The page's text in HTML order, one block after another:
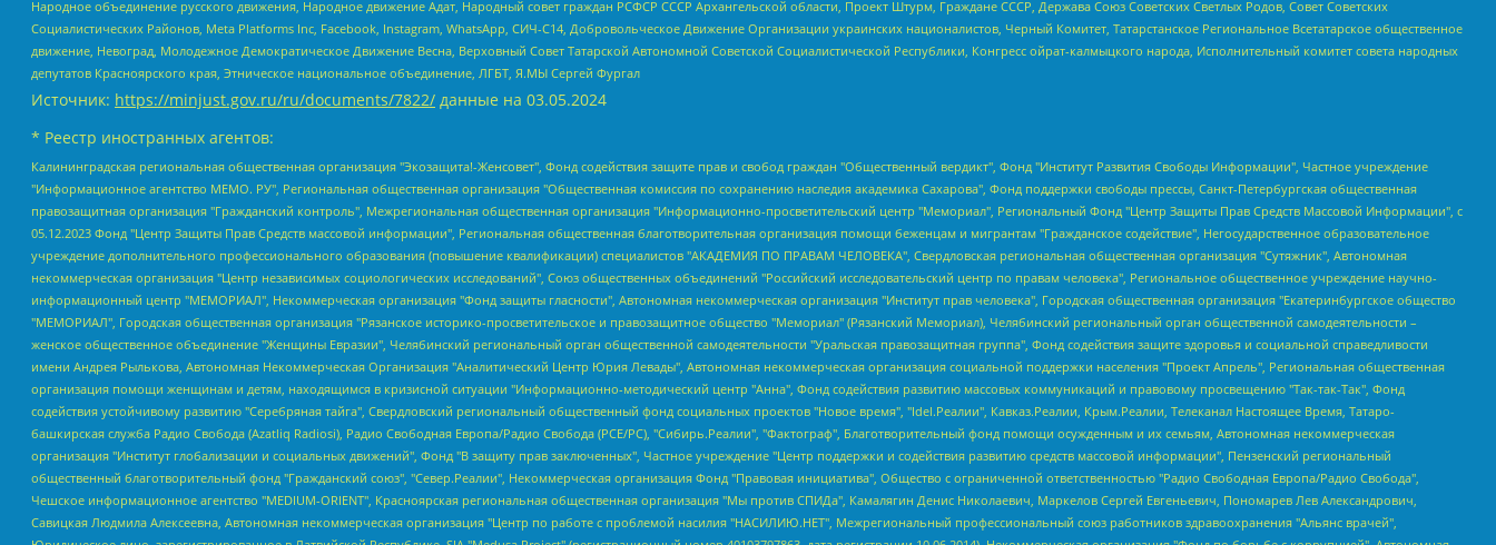
Народное объединение русского движения, Народное движение Адат, Народный совет граждан РСФСР СССР Архангельской области, Проект Штурм, Граждане СССР, Держава Союз Советских Светлых Родов, Совет Советских
Социалистических Районов, Meta Platforms Inc, Facebook, Instagram, WhatsApp, СИЧ-С14, Добровольческое Движение Организации украинских националистов, Черный Комитет, Татарстанское Региональное Всетатарское общественное
движение, Невоград, Молодежное Демократическое Движение Весна, Верховный Совет Татарской Автономной Советской Социалистической Республики, Конгресс ойрат-калмыцкого народа, Исполнительный комитет совета народных
депутатов Красноярского края, Этническое национальное объединение, ЛГБТ, Я.МЫ Сергей Фургал
Источник: https://minjust.gov.ru/ru/documents/7822/ данные на 03.05.2024
* Реестр иностранных агентов:
Калининградская региональная общественная организация "Экозащита!-Женсовет", Фонд содействия защите прав и свобод граждан "Общественный вердикт", Фонд "Институт Развития Свободы Информации", Частное учреждение "Информационное агентство МЕМО. РУ", Региональная общественная организация "Общественная комиссия по сохранению наследия академика Сахарова", Фонд поддержки свободы прессы, Санкт-Петербургская общественная правозащитная организация "Гражданский контроль", Межрегиональная общественная организация "Информационно-просветительский центр "Мемориал", Региональный Фонд "Центр Защиты Прав Средств Массовой Информации", с 05.12.2023 Фонд "Центр Защиты Прав Средств массовой информации", Региональная общественная благотворительная организация помощи беженцам и мигрантам "Гражданское содействие", Негосударственное образовательное учреждение дополнительного профессионального образования (повышение квалификации) специалистов "АКАДЕМИЯ ПО ПРАВАМ ЧЕЛОВЕКА", Свердловская региональная общественная организация "Сутяжник", Автономная некоммерческая организация "Центр независимых социологических исследований", Союз общественных объединений "Российский исследовательский центр по правам человека", Региональное общественное учреждение научно-информационный центр "МЕМОРИАЛ", Некоммерческая организация "Фонд защиты гласности", Автономная некоммерческая организация "Институт прав человека", Городская общественная организация "Екатеринбургское общество "МЕМОРИАЛ", Городская общественная организация "Рязанское историко-просветительское и правозащитное общество "Мемориал" (Рязанский Мемориал), Челябинский региональный орган общественной самодеятельности – женское общественное объединение "Женщины Евразии", Челябинский региональный орган общественной самодеятельности "Уральская правозащитная группа", Фонд содействия защите здоровья и социальной справедливости имени Андрея Рылькова, Автономная Некоммерческая Организация "Аналитический Центр Юрия Левады", Автономная некоммерческая организация социальной поддержки населения "Проект Апрель", Региональная общественная организация помощи женщинам и детям, находящимся в кризисной ситуации "Информационно-методический центр "Анна", Фонд содействия развитию массовых коммуникаций и правовому просвещению "Так-так-Так", Фонд содействия устойчивому развитию "Серебряная тайга", Свердловский региональный общественный фонд социальных проектов "Новое время", "Idel.Реалии", Кавказ.Реалии, Крым.Реалии, Телеканал Настоящее Время, Татаро-башкирская служба Радио Свобода (Azatliq Radiosi), Радио Свободная Европа/Радио Свобода (PCE/PC), "Сибирь.Реалии", "Фактограф", Благотворительный фонд помощи осужденным и их семьям, Автономная некоммерческая организация "Институт глобализации и социальных движений", Фонд "В защиту прав заключенных", Частное учреждение "Центр поддержки и содействия развитию средств массовой информации", Пензенский региональный общественный благотворительный фонд "Гражданский союз", "Север.Реалии", Некоммерческая организация Фонд "Правовая инициатива", Общество с ограниченной ответственностью "Радио Свободная Европа/Радио Свобода", Чешское информационное агентство "MEDIUM-ORIENT", Красноярская региональная общественная организация "Мы против СПИДа", Камалягин Денис Николаевич, Маркелов Сергей Евгеньевич, Пономарев Лев Александрович, Савицкая Людмила Алексеевна, Автономная некоммерческая организация "Центр по работе с проблемой насилия "НАСИЛИЮ.НЕТ", Межрегиональный профессиональный союз работников здравоохранения "Альянс врачей", Юридическое лицо, зарегистрированное в Латвийской Республике, SIA "Medusa Project" (регистрационный номер 40103797863, дата регистрации 10.06.2014), Некоммерческая организация "Фонд по борьбе с коррупцией", Автономная некоммерческая организация "Институт права и публичной политики", Баданин Роман Сергеевич, Гликин Максим Александрович, Железнова Мария Михайловна, Лукьянова Юлия Сергеевна, Маетная Елизавета Витальевна, Маняхин Петр Борисович, Чуракова Ольга Владимировна, Ярош Юлия Петровна, Юридическое лицо "The Insider SIA", зарегистрированное в Риге, Латвийская Республика (дата регистрации 26.06.2015), являющееся администратором доменного имени интернет-издания "The Insider SIA", https://theins.ru, Постернак Алексей Евгеньевич, Рубин Михаил Аркадьевич, Анин Роман Александрович, Юридическое лицо Istories fonds, зарегистрированное в Латвийской Республике (регистрационный номер 50008295751, дата регистрации 24.02.2020), Великовский Дмитрий Александрович, Долинина Ирина Николаевна, Мароховская Алеся Алексеевна, Шлейнов Роман Юрьевич, Шмагун Олеся Валентиновна, Общество с ограниченной ответственностью "Альтаир 2021", Общество с ограниченной ответственностью "Вега 2021", Общество с ограниченной ответственностью "Главный редактор 2021", Общество с ограниченной ответственностью "Ромашки монолит", Важенков Артем Валерьевич, Ивановская областная общественная организация "Центр гендерных исследований", Гурман Юрий Альбертович, Медиапроект "ОВД-Инфо", Егоров Владимир Владимирович, Жилинский Владимир Александрович, Общество с ограниченной ответственностью "ЗП", Иванова София Юрьевна, Карезина Инна Павловна, Кильтау Екатерина Викторовна, Петров Алексей Викторович, Пискунов Сергей Евгеньевич, Смирнов Сергей Сергеевич, Тихонов Михаил Сергеевич, Общество с ограниченной ответственностью "ЖУРНАЛИСТ-ИНОСТРАННЫЙ АГЕНТ", Арапова Галина Юрьевна, Вольтская Татьяна Анатольевна, Американская компания "Mason G.E.S. Anonymous Foundation" (США), являющаяся владельцем интернет-издания https://mnews.world/, Компания "Stichting Bellingcat", зарегистрированная в Нидерландах (дата регистрации 11.07.2018), Захаров Андрей Вячеславович, Клепиковская Екатерина Дмитриевна, Общество с ограниченной ответственностью "МЕМО", Перл Роман Александрович, Симонов Евгений Алексеевич, Соловьева Елена Анатольевна, Сотников Даниил Владимирович, Сурначева Елизавета Дмитриевна, Автономная некоммерческая организация по защите прав человека и информированию населения "Якутия – Наше Мнение", Общество с ограниченной ответственностью "Москоу диджитал медиа", с 26.01.2023 Общество с ограниченной ответственностью "Чайка Белые сады", Ветошкина Валерия Валерьевна, Заговора Максим Александрович, Межрегиональное общественное движение "Российская ЛГБТ - сеть", Оленичев Максим Владимирович, Павлов Иван Юрьевич, Скворцова Елена Сергеевна, Общество с ограниченной ответственностью "Как бы инагент", Кочетков Игорь Викторович, Общество с ограниченной ответственностью "Честные выборы", Еланчик Олег Александрович, Общество с ограниченной ответственностью "Нобелевский призыв", Гималова Регина Эмилевна, Григорьев Андрей Валерьевич, Григорьева Алина Александровна, Ассоциация по содействию защите прав призывников, альтернативнослужащих и военнослужащих "Правозащитная группа "Гражданин.Армия.Право", Хисамова Регина Фаритовна, Автономная некоммерческая организация по реализации социально-правовых программ "Лилит", Дальневосточное общественное движение "Маяк", Санкт-Петербургская ЛГБТ-инициативная группа "Выход", Инициативная группа ЛГБТ+ "Реверс", Алексеев Андрей Викторович, Бекбулатова Таисия Львовна, Беляев Иван Михайлович, Владыкина Елена Сергеевна, Гельман Марат Александрович, Никульшина Вероника Юрьевна, Толоконникова Надежда Андреевна, Шендерович Виктор Анатольевич, Общество с ограниченной ответственностью "Данное сообщение", Общество с ограниченной ответственностью Издательский дом "Новая глава", Айнбиндер Александра Александровна, Московский комьюнити-центр для ЛГБТ+инициатив, Благотворительный фонд развития филантропии, Deutsche Welle (Германия, Kurt-Schumacher-Strasse 3, 53113 Bonn), Борзунова Мария Михайловна, Воробьев Виктор Викторович, Голубева Анна Львовна, Константинова Алла Михайловна, Малкова Ирина Владимировна, Мурадов Мурад Абдулгалимович, Осетинская Елизавета Николаевна, Понасенков Евгений Николаевич, Ганапольский Матвей Юрьевич, Киселев Евгений Алексеевич, Борухович Ирина Григорьевна, Дремин Иван Тимофеевич, Дубровский Дмитрий Викторович, Красноярская региональная общественная организация поддержки и развития альтернативных образовательных технологий и межкультурных коммуникаций "ИНТЕРРА", Маяковская Екатерина Алексеевна, Фейгин Марк Захарович, Филимонов Андрей Викторович, Дзугкоева Регина Николаевна, Доброхотов Роман Александрович, Дудь Юрий Александрович, Елкин Сергей Владимирович, Кругликов Кирилл Игоревич, Сабунаева Мария Леонидовна, Семенов Алексей Владимирович, Шаинян Карен Багратович, Шульман Екатерина Михайловна, Асафьев Артур Валерьевич, Вахштайн Виктор Семенович, Венедиктов Алексей Алексеевич, Лушникова Екатерина Евгеньевна, Волков Леонид Михайлович, Невзоров Александр Глебович, Пархоменко Сергей Борисович, Сироткин Ярослав Николаевич, Кара-Мурза Владимир Владимирович, Баранова Наталья Владимировна, Гозман Леонид Яковлевич, Кагарлицкий Борис Юльевич, Климарев Михаил Валерьевич, Милов Владимир Станиславович, Автономная некоммерческая организация Краснодарский центр современного искусства "Типография", Моргенштерн Алишер Тагирович, Соболь Любовь Эдуардовна, Общество с ограниченной ответственностью "ЛИЗА НОРМ", Каспаров Гарри Кимович, Ходорковский Михаил Борисович, Общество с ограниченной ответственностью "Апрельские тезисы", Данилович Ирина Брониславовна, Кашин Олег Владимирович, Петров Николай Владимирович, Пивоваров Алексей Владимирович, Соколов Михаил Владимирович, Цветкова Юлия Владимировна, Чичваркин Евгений Александрович, Комитет против пыток/Команда против пыток, Общество с ограниченной ответственностью "Первый научный", Общество с ограниченной ответственностью "Вертолет и ко", Белоцерковская Вероника Борисовна, Кац Максим Евгеньевич, Лазарева Татьяна Юрьевна, Шаведдинов Руслан Табризович, Яшин Илья Валерьевич, Общество с ограниченной ответственностью "Иноагент ААВ", Алешковский Дмитрий Петрович, Альбац Евгения Марковна, Быков Дмитрий Львович, Галямина Юлия Евгеньевна, Лойко Сергей Леонидович, Мартынов Кирилл Константинович, Медведев Сергей Александрович, Крашенинников Федор Геннадиевич, Гордеева Катерина Вл